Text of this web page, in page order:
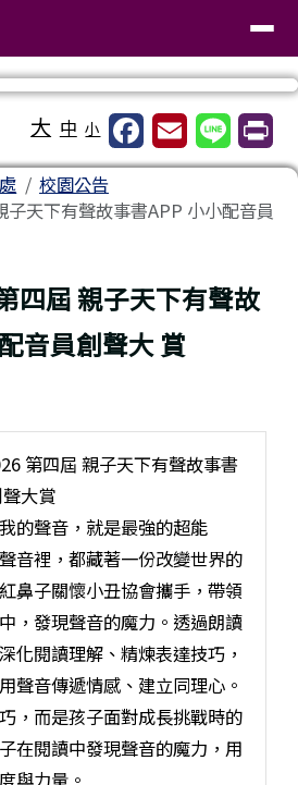
大 中 小
校園公告
子天下有聲故事書APP 小小配音員
四屆 親子天下有聲故
音員創聲大 賞
第四屆 親子天下有聲故事書
大賞
的聲音，就是最強的超能
音裡，都藏著一份改變世界的
鼻子關懷小丑協會攜手，帶領
，發現聲音的魔力。透過朗讀
化閱讀理解、精煉表達技巧，
聲音傳遞情感、建立同理心。
，而是孩子面對成長挑戰時的
在閱讀中發現聲音的魔力，用